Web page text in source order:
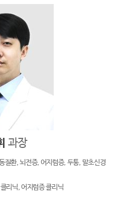
과장
질환, 뇌전증, 어지럼증, 두통, 말초신경
리닉, 어지럼증 클리닉